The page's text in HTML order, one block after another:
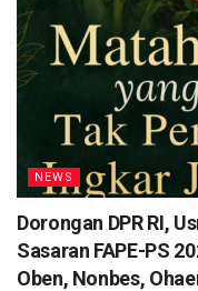
NEWS
Dorongan DPR RI,
Sasaran FAPE-PS
Oben, Nonbes,